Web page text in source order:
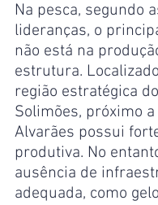
Na pesca, segundo
lideranças, o
não está na
estrutura.
região estratégica
Solimões, próximo a
Alvarães possui
produtiva. No
ausência de
adequada, como